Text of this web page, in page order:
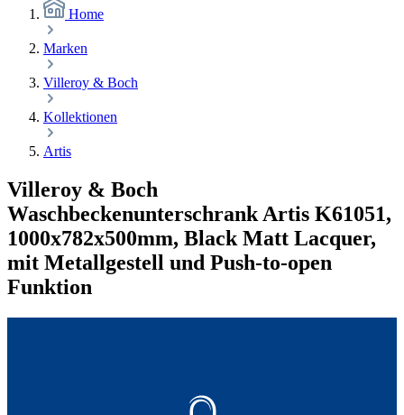
Home
Marken
Villeroy & Boch
Kollektionen
Artis
Villeroy & Boch
Waschbeckenunterschrank Artis K61051,
1000x782x500mm, Black Matt Lacquer,
mit Metallgestell und Push-to-open
Funktion